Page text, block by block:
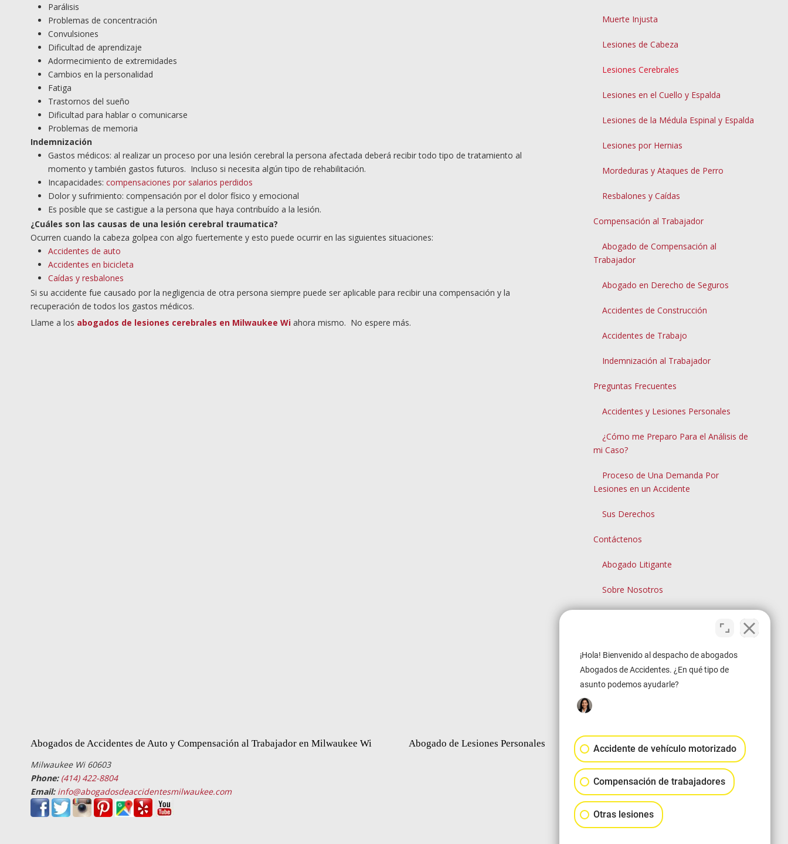
Parálisis
Problemas de concentración
Convulsiones
Dificultad de aprendizaje
Adormecimiento de extremidades
Cambios en la personalidad
Fatiga
Trastornos del sueño
Dificultad para hablar o comunicarse
Problemas de memoria
Indemnización
Gastos médicos: al realizar un proceso por una lesión cerebral la persona afectada deberá recibir todo tipo de tratamiento al
momento y también gastos futuros. Incluso si necesita algún tipo de rehabilitación.
Incapacidades: compensaciones por salarios perdidos
Dolor y sufrimiento: compensación por el dolor físico y emocional
Es posible que se castigue a la persona que haya contribuído a la lesión.
¿Cuáles son las causas de una lesión cerebral traumatica?
Ocurren cuando la cabeza golpea con algo fuertemente y esto puede ocurrir en las siguientes situaciones:
Accidentes de auto
Accidentes en bicicleta
Caídas y resbalones
Si su accidente fue causado por la negligencia de otra persona siempre puede ser aplicable para recibir una compensación y la
recuperación de todos los gastos médicos.
Llame a los abogados de lesiones cerebrales en Milwaukee Wi ahora mismo. No espere más.
Muerte Injusta
Lesiones de Cabeza
Lesiones Cerebrales
Lesiones en el Cuello y Espalda
Lesiones de la Médula Espinal y Espalda
Lesiones por Hernias
Mordeduras y Ataques de Perro
Resbalones y Caídas
Compensación al Trabajador
Abogado de Compensación al
Trabajador
Abogado en Derecho de Seguros
Accidentes de Construcción
Accidentes de Trabajo
Indemnización al Trabajador
Preguntas Frecuentes
Accidentes y Lesiones Personales
¿Cómo me Preparo Para el Análisis de
mi Caso?
Proceso de Una Demanda Por
Lesiones en un Accidente
Sus Derechos
Contáctenos
Abogado Litigante
Sobre Nosotros
Search
[Custom]
Abogados de Accidentes de Auto y Compensación al Trabajador en Milwaukee Wi
Milwaukee Wi 60603
Phone: (414) 422-8804
Email: info@abogadosdeaccidentesmilwaukee.com
Abogado de Lesiones Personales
¡Hola! Bienvenido al despacho de abogados
Abogados de Accidentes. ¿En qué tipo de
asunto podemos ayudarle?
Accidente de vehículo motorizado
Compensación de trabajadores
Otras lesiones